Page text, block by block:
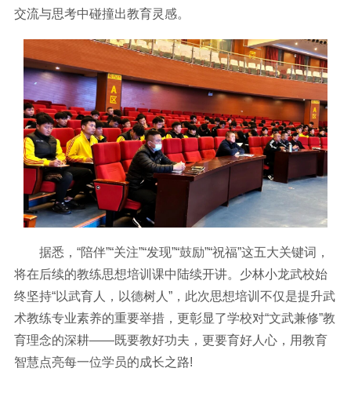
交流与思考中碰撞出教育灵感。
据悉，“陪伴”“关注”“发现”“鼓励”“祝福”这五大关键词，
将在后续的教练思想培训课中陆续开讲。少林小龙武校始
终坚持“以武育人，以德树人”，此次思想培训不仅是提升武
术教练专业素养的重要举措，更彰显了学校对“文武兼修”教
育理念的深耕——既要教好功夫，更要育好人心，用教育
智慧点亮每一位学员的成长之路!